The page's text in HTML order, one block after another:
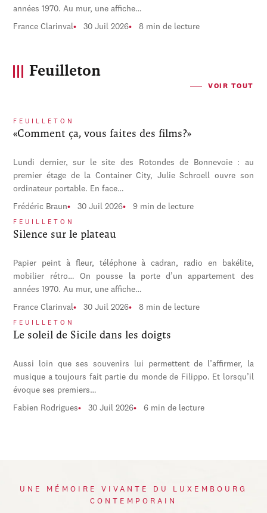
années 1970. Au mur, une affiche…
France Clarinval 30 Juil 2026 8 min de lecture
Feuilleton
VOIR TOUT
FEUILLETON
«Comment ça, vous faites des films?»
Lundi dernier, sur le site des Rotondes de Bonnevoie : au
premier étage de la Container City, Julie Schroell ouvre son
ordinateur portable. En face…
Frédéric Braun 30 Juil 2026 9 min de lecture
FEUILLETON
Silence sur le plateau
Papier peint à fleur, téléphone à cadran, radio en bakélite,
mobilier rétro… On pousse la porte d’un appartement des
années 1970. Au mur, une affiche…
France Clarinval 30 Juil 2026 8 min de lecture
FEUILLETON
Le soleil de Sicile dans les doigts
Aussi loin que ses souvenirs lui permettent de l’affirmer, la
musique a toujours fait partie du monde de Filippo. Et lorsqu’il
évoque ses premiers…
Fabien Rodrigues 30 Juil 2026 6 min de lecture
UNE MÉMOIRE VIVANTE DU LUXEMBOURG
CONTEMPORAIN